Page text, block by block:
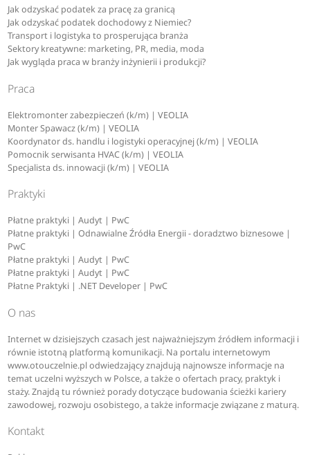
Jak odzyskać podatek za pracę za granicą
Jak odzyskać podatek dochodowy z Niemiec?
Transport i logistyka to prosperująca branża
Sektory kreatywne: marketing, PR, media, moda
Jak wygląda praca w branży inżynierii i produkcji?
Praca
Elektromonter zabezpieczeń (k/m) | VEOLIA
Monter Spawacz (k/m) | VEOLIA
Koordynator ds. handlu i logistyki operacyjnej (k/m) | VEOLIA
Pomocnik serwisanta HVAC (k/m) | VEOLIA
Specjalista ds. innowacji (k/m) | VEOLIA
Praktyki
Płatne praktyki | Audyt | PwC
Płatne praktyki | Odnawialne Źródła Energii - doradztwo biznesowe |
PwC
Płatne praktyki | Audyt | PwC
Płatne praktyki | Audyt | PwC
Płatne Praktyki | .NET Developer | PwC
O nas
Internet w dzisiejszych czasach jest najważniejszym źródłem informacji i
równie istotną platformą komunikacji. Na portalu internetowym
www.otouczelnie.pl odwiedzający znajdują najnowsze informacje na
temat uczelni wyższych w Polsce, a także o ofertach pracy, praktyk i
staży. Znajdą tu również porady dotyczące budowania ścieżki kariery
zawodowej, rozwoju osobistego, a także informacje związane z maturą.
Kontakt